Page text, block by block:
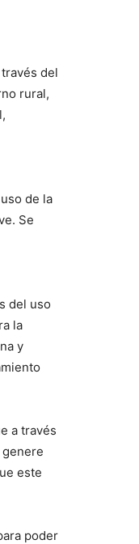
nosotros
del
rural,
de la
Se
del uso
la
y
a través
este
poder